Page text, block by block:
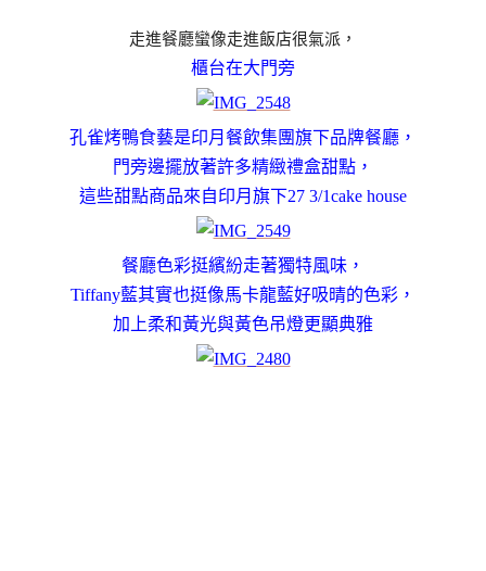
走進餐廳蠻像走進飯店很氣派，
櫃台在大門旁
孔雀烤鴨食藝是印月餐飲集團旗下品牌餐廳，
門旁邊擺放著許多精緻禮盒甜點，
這些甜點商品來自印月旗下27 3/1cake house
餐廳色彩挺繽紛走著獨特風味，
Tiffany藍其實也挺像馬卡龍藍好吸晴的色彩，
加上柔和黃光與黃色吊燈更顯典雅